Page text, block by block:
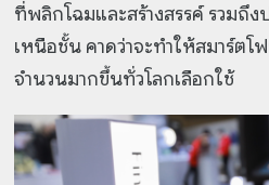
ที่พลิกโฉมและสร้างสรรค์ รวมถึ
เหนือชั้น คาดว่าจะทำให้สมาร์ต
จำนวนมากขึ้นทั่วโลกเลือกใช้